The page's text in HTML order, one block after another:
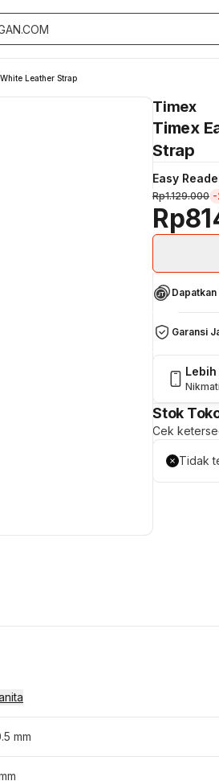
Leather Strap
Timex
Timex
Strap
Easy
Rp1.129.000 -
Garansi
Lebih
Stok
Cek
Tidak
mm